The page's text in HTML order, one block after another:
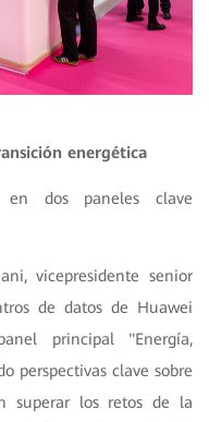
energética
en dos paneles clave
vicepresidente senior
de datos de Huawei
principal "Energía,
perspectivas clave sobre
superar los retos de la